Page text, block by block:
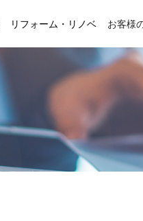
リフォーム・リノベ お客様